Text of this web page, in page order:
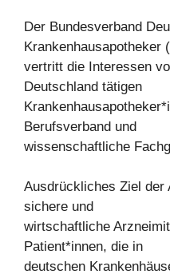
Der Bundesverband
Krankenhausapotheker
vertritt die Interessen
Deutschland tätigen
Berufsverband und
wissenschaftliche
Ausdrückliches Ziel der
sichere und
wirtschaftliche
Patient*innen, die in
deutschen